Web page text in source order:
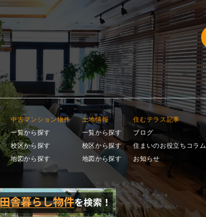
中古マンション物件
一覧から探す
校区から探す
地図から探す
土地情報
一覧から探す
校区から探す
地図から探す
住むテラス記事
ブログ
住まいのお役立ちコラム
お知らせ